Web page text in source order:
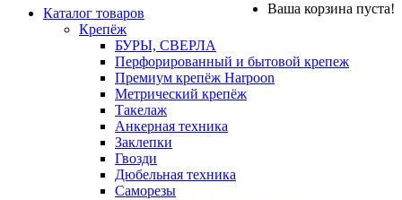
Ваша корзина пуста!
Каталог товаров
Крепёж
БУРЫ, СВЕРЛА
Перфорированный и бытовой крепеж
Премиум крепёж Harpoon
Метрический крепёж
Такелаж
Анкерная техника
Заклепки
Гвозди
Дюбельная техника
Саморезы